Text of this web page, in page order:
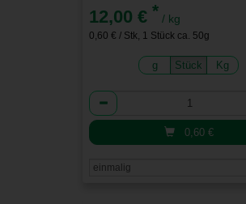
12,00 € * / kg
0,60 € / Stk, 1 Stück ca. 50g
g Stück Kg
Anzahl
0,60 €